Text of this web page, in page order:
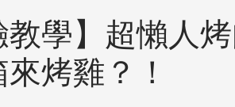
學】超懶人烤
烤雞？！